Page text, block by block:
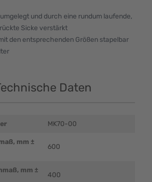
und durch eine rundum laufende,
Sicke verstärkt
den entsprechenden Größen stapelbar
Daten
MK70-00
mm ±
600
mm ±
400